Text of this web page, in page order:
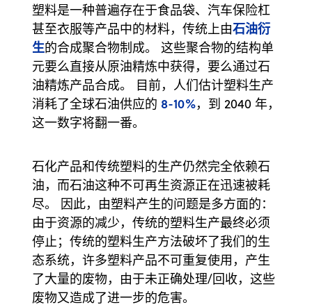
塑料是一种普遍存在于食品袋、汽车保险杠
甚至衣服等产品中的材料，传统上由石油衍
生的合成聚合物制成。 这些聚合物的结构单
元要么直接从原油精炼中获得，要么通过石
油精炼产品合成。 目前，人们估计塑料生产
消耗了全球石油供应的 8-10%，到 2040 年，
这一数字将翻一番。
石化产品和传统塑料的生产仍然完全依赖石
油，而石油这种不可再生资源正在迅速被耗
尽。 因此，由塑料产生的问题是多方面的：
由于资源的减少，传统的塑料生产最终必须
停止；传统的塑料生产方法破坏了我们的生
态系统，许多塑料产品不可重复使用，产生
了大量的废物，由于未正确处理/回收，这些
废物又造成了进一步的危害。